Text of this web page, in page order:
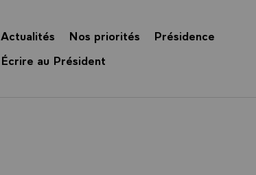
Actualités Nos priorités
Présidence
Écrire au Président